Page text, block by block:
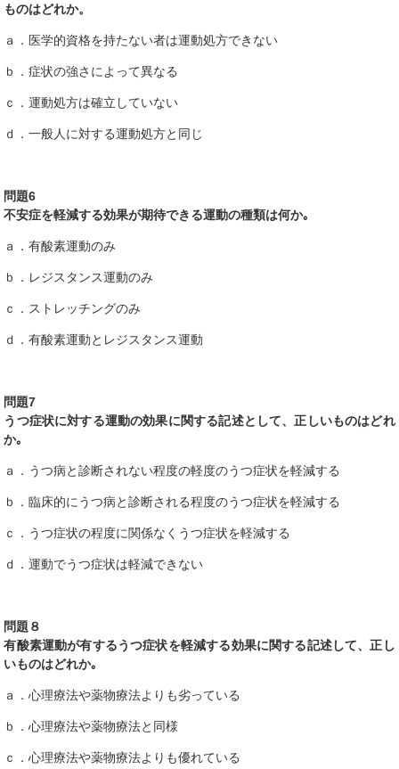
ものはどれか。
ａ．医学的資格を持たない者は運動処方できない
ｂ．症状の強さによって異なる
ｃ．運動処方は確立していない
ｄ．一般人に対する運動処方と同じ
問題6
不安症を軽減する効果が期待できる運動の種類は何か｡
ａ．有酸素運動のみ
ｂ．レジスタンス運動のみ
ｃ．ストレッチングのみ
ｄ．有酸素運動とレジスタンス運動
問題7
うつ症状に対する運動の効果に関する記述として、正しいものはどれ
か｡
ａ．うつ病と診断されない程度の軽度のうつ症状を軽減する
ｂ．臨床的にうつ病と診断される程度のうつ症状を軽減する
ｃ．うつ症状の程度に関係なくうつ症状を軽減する
ｄ．運動でうつ症状は軽減できない
問題８
有酸素運動が有するうつ症状を軽減する効果に関する記述して、正し
いものはどれか｡
ａ．心理療法や薬物療法よりも劣っている
ｂ．心理療法や薬物療法と同様
ｃ．心理療法や薬物療法よりも優れている